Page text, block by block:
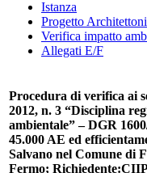
Istanza
Progetto
Verifica impatto
Allegati E/F
Procedura di verifica ai
2012, n. 3 “Disciplina
ambientale” – DGR
45.000 AE ed
Salvano nel Comune di
Fermo;